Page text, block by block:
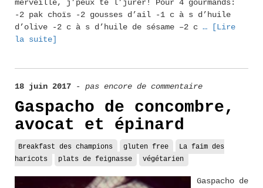
merveille, j’peux te l’jurer! Pour 4 gourmands:
-2 pak choïs -2 gousses d’ail -1 c à s d’huile
d’olive -2 c à s d’huile de sésame –2 c … [Lire
la suite]
18 juin 2017 - pas encore de commentaire
Gaspacho de concombre,
avocat et épinard
Breakfast des champions gluten free
La faim des
haricots
plats de feignasse végétarien
Gaspacho de